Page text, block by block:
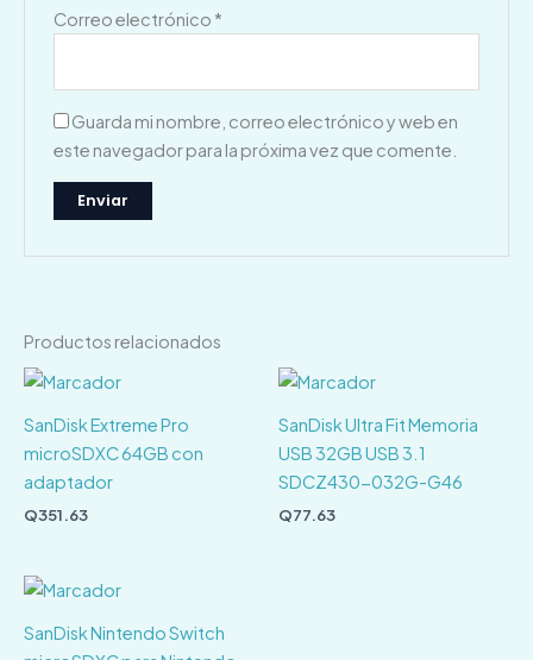
Correo electrónico *
Guarda mi nombre, correo electrónico y web en
este navegador para la próxima vez que comente.
Productos relacionados
SanDisk Extreme Pro
microSDXC 64GB con
adaptador
Q351.63
SanDisk Ultra Fit Memoria
USB 32GB USB 3.1
SDCZ430-032G-G46
Q77.63
SanDisk Nintendo Switch